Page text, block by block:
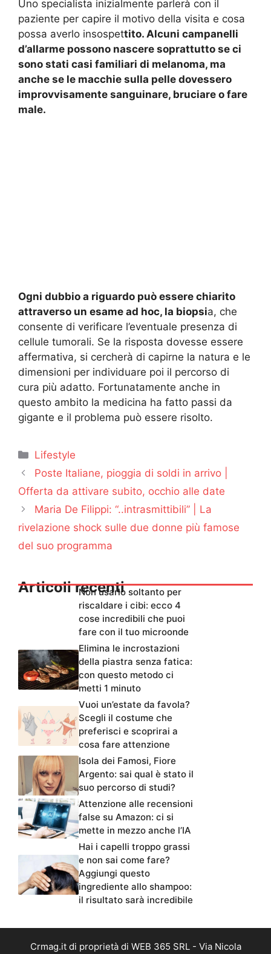
Uno specialista inizialmente parlerà con il
paziente per capire il motivo della visita e cosa
possa averlo insospettito. Alcuni campanelli
d’allarme possono nascere soprattutto se ci
sono stati casi familiari di melanoma, ma
anche se le macchie sulla pelle dovessero
improvvisamente sanguinare, bruciare o fare
male.
Ogni dubbio a riguardo può essere chiarito
attraverso un esame ad hoc, la biopsia, che
consente di verificare l’eventuale presenza di
cellule tumorali. Se la risposta dovesse essere
affermativa, si cercherà di capirne la natura e le
dimensioni per individuare poi il percorso di
cura più adatto. Fortunatamente anche in
questo ambito la medicina ha fatto passi da
gigante e il problema può essere risolto.
Categorie
Lifestyle
Poste Italiane, pioggia di soldi in arrivo |
Offerta da attivare subito, occhio alle date
Maria De Filippi: “..intrasmittibili” | La
rivelazione shock sulle due donne più famose
del suo programma
Articoli recentiNon usarlo soltanto per
riscaldare i cibi: ecco 4
cose incredibili che puoi
fare con il tuo microonde
Elimina le incrostazioni
della piastra senza fatica:
con questo metodo ci
metti 1 minuto
Vuoi un’estate da favola?
Scegli il costume che
preferisci e scoprirai a
cosa fare attenzione
Isola dei Famosi, Fiore
Argento: sai qual è stato il
suo percorso di studi?
Attenzione alle recensioni
false su Amazon: ci si
mette in mezzo anche l’IA
Hai i capelli troppo grassi
e non sai come fare?
Aggiungi questo
ingrediente allo shampoo:
il risultato sarà incredibile
Crmag.it di proprietà di WEB 365 SRL - Via Nicola